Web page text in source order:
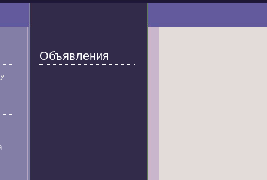
Объявления